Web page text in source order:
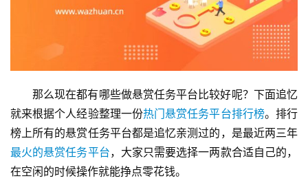
那么现在都有哪些做悬赏任务平台比较好呢？下面追忆
就来根据个人经验整理一份热门悬赏任务平台排行榜。排行
榜上所有的悬赏任务平台都是追忆亲测过的，是最近两三年
最火的悬赏任务平台，大家只需要选择一两款合适自己的，
在空闲的时候操作就能挣点零花钱。